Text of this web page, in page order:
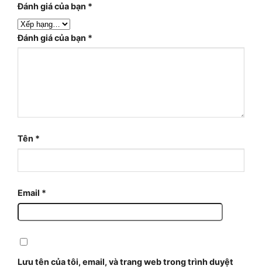
Đánh giá của bạn *
Đánh giá của bạn *
Tên *
Email *
Lưu tên của tôi, email, và trang web trong trình duyệt